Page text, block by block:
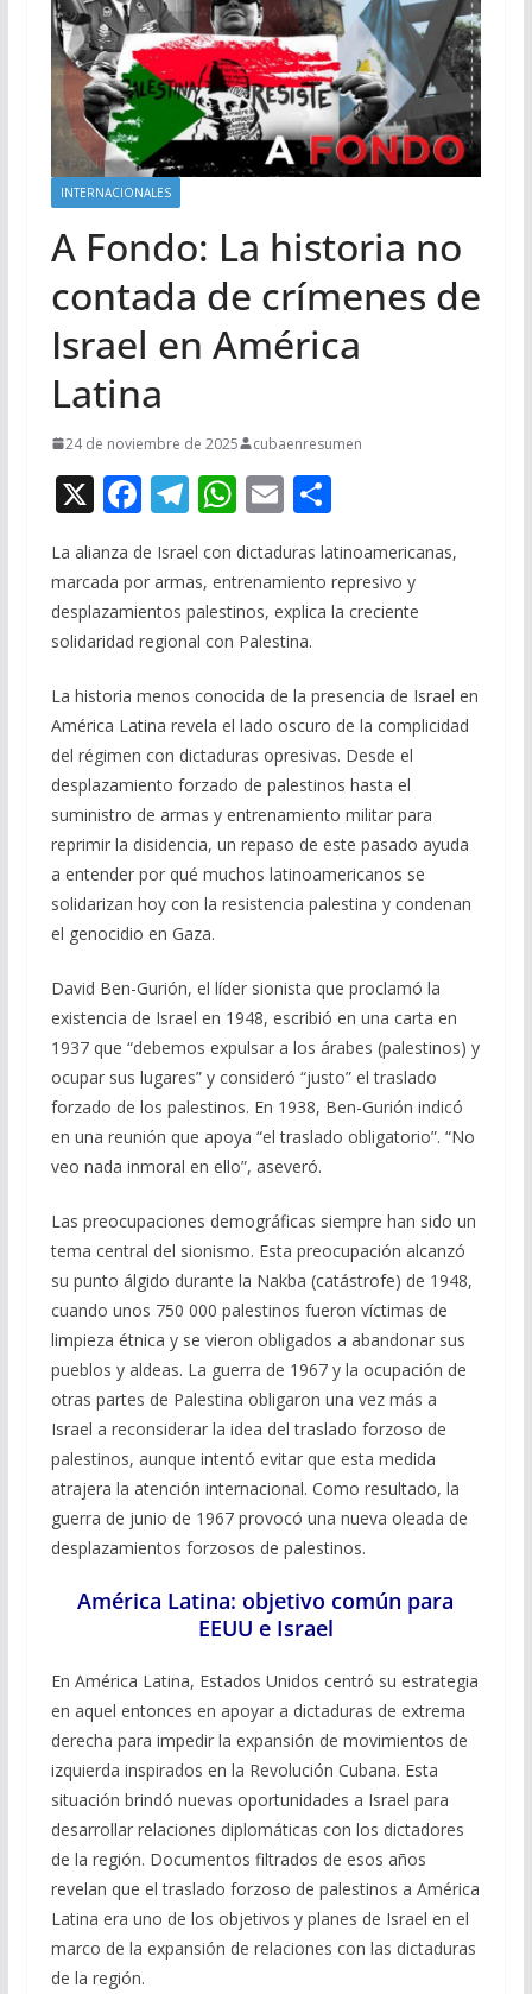
INTERNACIONALES
A Fondo: La historia no
contada de crímenes de
Israel en América
Latina
24 de noviembre de 2025 cubaenresumen
X F
ac
e
b
o
o
k
T
el
e
gr
a
m
W
h
at
s
A
p
p
E
ai
l
C
m
p
ti
r
La alianza de Israel con dictaduras latinoamericanas,
marcada por armas, entrenamiento represivo y
desplazamientos palestinos, explica la creciente
solidaridad regional con Palestina.
La historia menos conocida de la presencia de Israel en
América Latina revela el lado oscuro de la complicidad
del régimen con dictaduras opresivas. Desde el
desplazamiento forzado de palestinos hasta el
suministro de armas y entrenamiento militar para
reprimir la disidencia, un repaso de este pasado ayuda
a entender por qué muchos latinoamericanos se
solidarizan hoy con la resistencia palestina y condenan
el genocidio en Gaza.
David Ben-Gurión, el líder sionista que proclamó la
existencia de Israel en 1948, escribió en una carta en
1937 que “debemos expulsar a los árabes (palestinos) y
ocupar sus lugares” y consideró “justo” el traslado
forzado de los palestinos. En 1938, Ben-Gurión indicó
en una reunión que apoya “el traslado obligatorio”. “No
veo nada inmoral en ello”, aseveró.
Las preocupaciones demográficas siempre han sido un
tema central del sionismo. Esta preocupación alcanzó
su punto álgido durante la Nakba (catástrofe) de 1948,
cuando unos 750 000 palestinos fueron víctimas de
limpieza étnica y se vieron obligados a abandonar sus
pueblos y aldeas. La guerra de 1967 y la ocupación de
otras partes de Palestina obligaron una vez más a
Israel a reconsiderar la idea del traslado forzoso de
palestinos, aunque intentó evitar que esta medida
atrajera la atención internacional. Como resultado, la
guerra de junio de 1967 provocó una nueva oleada de
desplazamientos forzosos de palestinos.
América Latina: objetivo común para
EEUU e Israel
En América Latina, Estados Unidos centró su estrategia
en aquel entonces en apoyar a dictaduras de extrema
derecha para impedir la expansión de movimientos de
izquierda inspirados en la Revolución Cubana. Esta
situación brindó nuevas oportunidades a Israel para
desarrollar relaciones diplomáticas con los dictadores
de la región. Documentos filtrados de esos años
revelan que el traslado forzoso de palestinos a América
Latina era uno de los objetivos y planes de Israel en el
marco de la expansión de relaciones con las dictaduras
de la región.